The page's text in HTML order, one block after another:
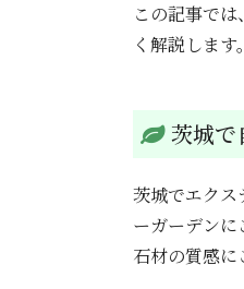
この記事で
く解説します。
茨城で
茨城でエクス
ーガーデン
石材の質感に